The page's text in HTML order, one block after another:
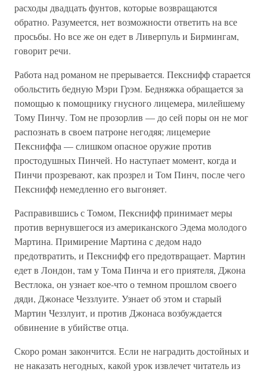
расходы двадцать фунтов, которые возвращаются
обратно. Разумеется, нет возможности ответить на все
просьбы. Но все же он едет в Ливерпуль и Бирмингам,
говорит речи.
Работа над романом не прерывается. Пекснифф старается
обольстить бедную Мэри Грэм. Бедняжка обращается за
помощью к помощнику гнусного лицемера, милейшему
Тому Пинчу. Том не прозорлив — до сей поры он не мог
распознать в своем патроне негодяя; лицемерие
Пексниффа — слишком опасное оружие против
простодушных Пинчей. Но наступает момент, когда и
Пинчи прозревают, как прозрел и Том Пинч, после чего
Пекснифф немедленно его выгоняет.
Расправившись с Томом, Пекснифф принимает меры
против вернувшегося из американского Эдема молодого
Мартина. Примирение Мартина с дедом надо
предотвратить, и Пекснифф его предотвращает. Мартин
едет в Лондон, там у Тома Пинча и его приятеля, Джона
Вестлока, он узнает кое-что о темном прошлом своего
дяди, Джонасе Чеззлуите. Узнает об этом и старый
Мартин Чеззлуит, и против Джонаса возбуждается
обвинение в убийстве отца.
Скоро роман закончится. Если не наградить достойных и
не наказать негодных, какой урок извлечет читатель из